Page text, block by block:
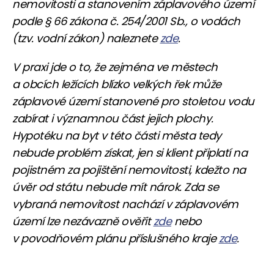
nemovitosti a stanovením záplavového území
podle § 66 zákona č. 254/2001 Sb., o vodách
(tzv. vodní zákon) naleznetezde.
V praxi jde o to, že zejména ve městech
a obcích ležících blízko velkých řek může
záplavové území stanovené pro stoletou vodu
zabírat i významnou část jejich plochy.
Hypotéku na byt v této části města tedy
nebude problém získat, jen si klient připlatí na
pojistném za pojištění nemovitosti, kdežto na
úvěr od státu nebude mít nárok. Zda se
vybraná nemovitost nachází v záplavovém
území lze nezávazně ověřitzdenebo
v povodňovém plánu příslušného krajezde.